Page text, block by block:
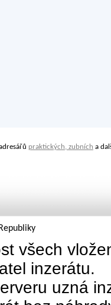
praktických, zubních a
všech
inzerátu.
uzná